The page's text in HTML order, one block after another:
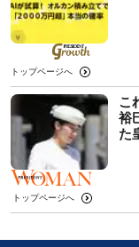
トップページへ
こ
裕
た
トップページへ